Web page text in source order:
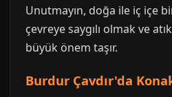
Unutmayın, doğa ile iç içe
çevreye saygılı olmak ve
büyük önem taşır.
Burdur Çavdır'da